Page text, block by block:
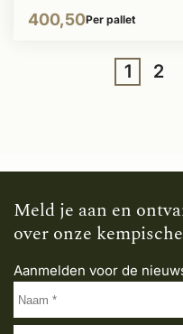
400,50Per pallet
1 2
Meld je aan en
over onze
Aanmelden voor de